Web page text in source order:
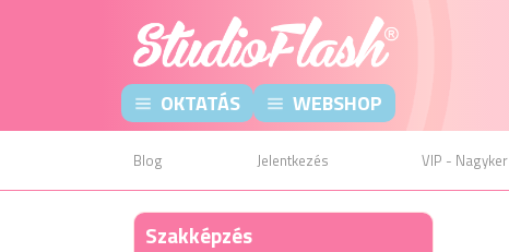
OKTATÁS WEBSHOP
Blog Jelentkezés VIP - Nagyker
Szakképzés